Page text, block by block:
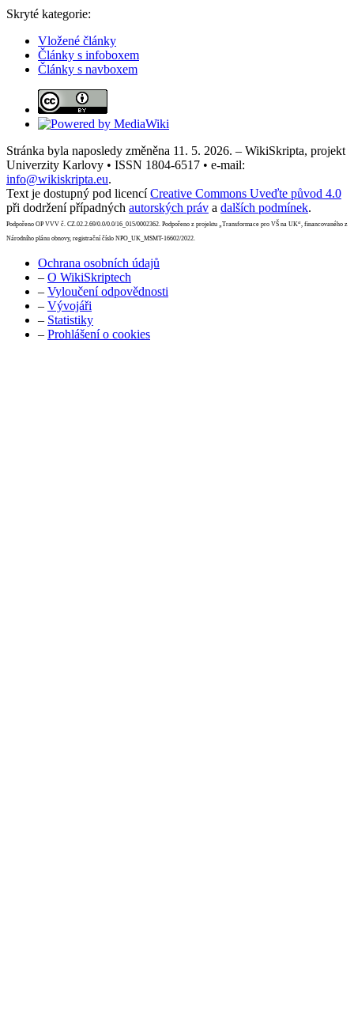
Skryté kategorie:
Vložené články
Články s infoboxem
Články s navboxem
Stránka byla naposledy změněna 11. 5. 2026. – WikiSkripta, projekt
Univerzity Karlovy • ISSN 1804-6517 • e-mail:
info@wikiskripta.eu.
Text je dostupný pod licencíCreative Commons Uveďte původ 4.0
při dodržení případných autorských práv a dalších podmínek.
Podpořeno OP VVV č. CZ.02.2.69/0.0/0.0/16_015/0002362. Podpořeno z projektu „Transformace pro VŠ na UK“, financovaného z
Národního plánu obnovy, registrační číslo NPO_UK_MSMT-16602/2022.
Ochrana osobních údajů
– O WikiSkriptech
– Vyloučení odpovědnosti
– Vývojáři
– Statistiky
– Prohlášení o cookies